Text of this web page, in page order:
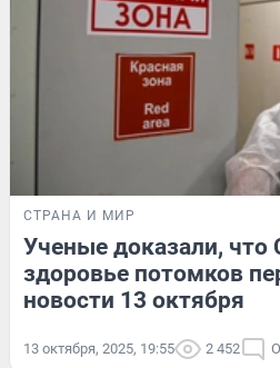
СТРАНА И МИР
Ученые доказали, что
здоровье потомков
новости 13 октября
13 октября, 2025, 19:55 2 452